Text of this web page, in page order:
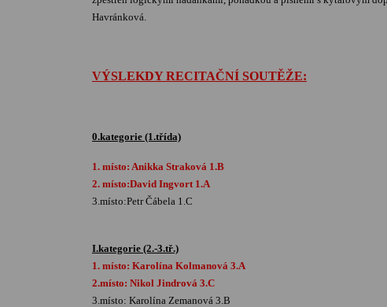
Havránková.
VÝSLEKDY RECITAČNÍ SOUTĚŽE:
0.kategorie (1.třída)
1. místo: Anikka Straková 1.B
2. místo:David Ingvort 1.A
3.místo:Petr Čábela 1.C
I.kategorie (2.-3.tř.)
1. místo: Karolína Kolmanová 3.A
2.místo: Nikol Jindrová 3.C
3.místo: Karolína Zemanová 3.B